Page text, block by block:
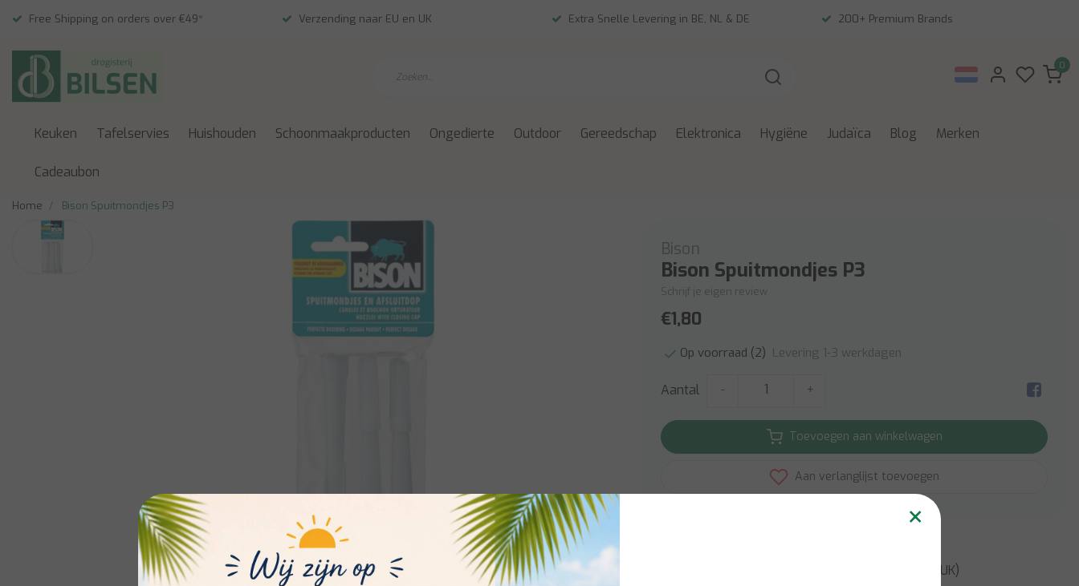
Free Shipping on orders over €49* Verzending naar EU en UK Extra Snelle Levering in BE, NL & DE 200+ Premium Brands
0
Keuken Tafelservies Huishouden Schoonmaakproducten Ongedierte Outdoor Gereedschap Elektronica Hygiëne Judaïca Blog Merken
Cadeaubon
Home Bison Spuitmondjes P3
Afbeelding vergroten
Bison
Bison Spuitmondjes P3
Schrijf je eigen review
€1,80
Op voorraad (2) Levering 1-3 werkdagen
Aantal - +
Toevoegen aan winkelwagen
Aan verlanglijst toevoegen
(Rest van EU en UK)
×